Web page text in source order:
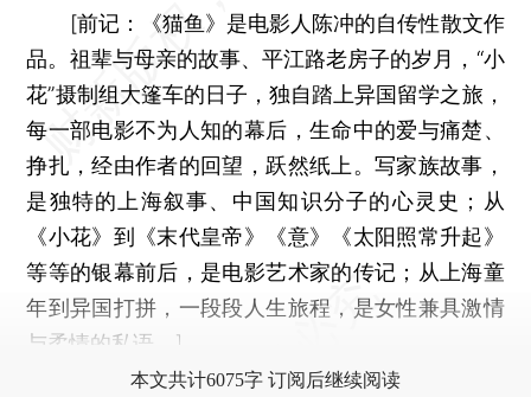
[前记：
《猫鱼》是电影人陈冲的自传性散文作
品。祖辈与母亲的故事、平江路老房子的岁月，“小
花”摄制组大篷车的日子，独自踏上异国留学之旅，
每一部电影不为人知的幕后，生命中的爱与痛楚、
挣扎，经由作者的回望，跃然纸上。写家族故事，
是独特的上海叙事、中国知识分子的心灵史；从
《小花》到《末代皇帝》《意》《太阳照常升起》
等等的银幕前后，是电影艺术家的传记；从上海童
年到异国打拼，一段段人生旅程，是女性兼具激情
与柔情的私语。]
本文共计6075字 订阅后继续阅读